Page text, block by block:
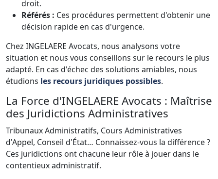
droit.
Référés : Ces procédures permettent d'obtenir une
décision rapide en cas d'urgence.
Chez INGELAERE Avocats, nous analysons votre
situation et nous vous conseillons sur le recours le plus
adapté. En cas d'échec des solutions amiables, nous
étudions les recours juridiques possibles.
La Force d'INGELAERE Avocats : Maîtrise
des Juridictions Administratives
Tribunaux Administratifs, Cours Administratives
d'Appel, Conseil d'État… Connaissez-vous la différence ?
Ces juridictions ont chacune leur rôle à jouer dans le
contentieux administratif.